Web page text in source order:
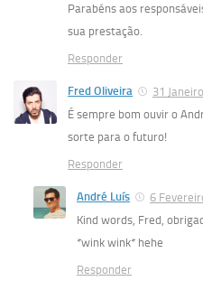
Parabéns aos
sua prestação.
Responder
Fred Oliveira
31
É sempre bom ouvir o
sorte para o futuro!
Responder
André Luís
6
Kind words, Fred,
*wink wink* hehe
Responder